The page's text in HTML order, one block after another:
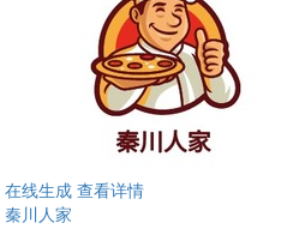
在线生成 查看详情
秦川人家